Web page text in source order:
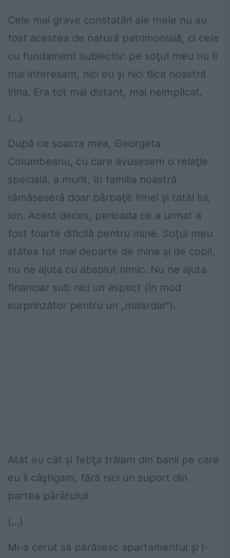
Cele mai grave constatări ale mele nu au
fost acestea de natură patrimonială, ci cele
cu fundament subiectiv: pe soţul meu nu îl
mai interesam, nici eu şi nici fiica noastră
Irina. Era tot mai distant, mai neimplicat.
(…)
După ce soacra mea, Georgeta
Columbeanu, cu care avusesem o relaţie
specială, a murit, în familia noastră
rămăseseră doar bărbaţii: Irinel şi tatăl lui,
Ion. Acest deces, perioada ce a urmat a
fost foarte dificilă pentru mine. Soţul meu
stătea tot mai departe de mine şi de copil,
nu ne ajuta cu absolut nimic. Nu ne ajuta
financiar sub nici un aspect (în mod
surprinzător pentru un „miliardar”).
Atât eu cât şi fetiţa trăiam din banii pe care
eu îi câştigam, fără nici un suport din
partea pârâtului!
(…)
Mi-a cerut să părăsesc apartamentul şi l-